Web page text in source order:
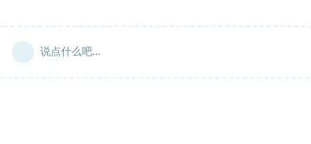
说点什么吧...